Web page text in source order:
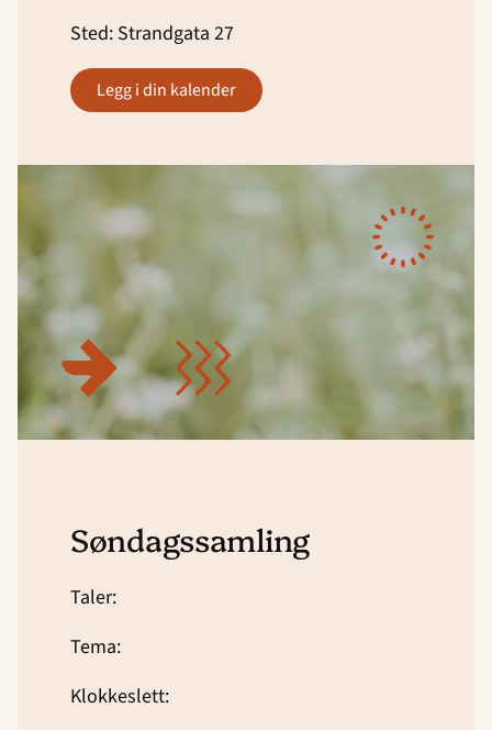
Sted: Strandgata 27
legg i din kalender
Søndagssamling
Taler:
Tema:
Klokkeslett: